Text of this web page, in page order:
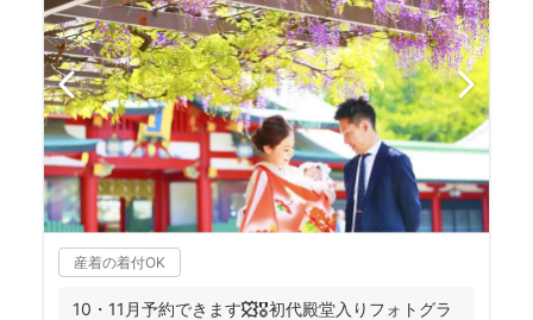
産着の着付OK
10・11月予約できます🍁🎖初代殿堂入りフォトグラ